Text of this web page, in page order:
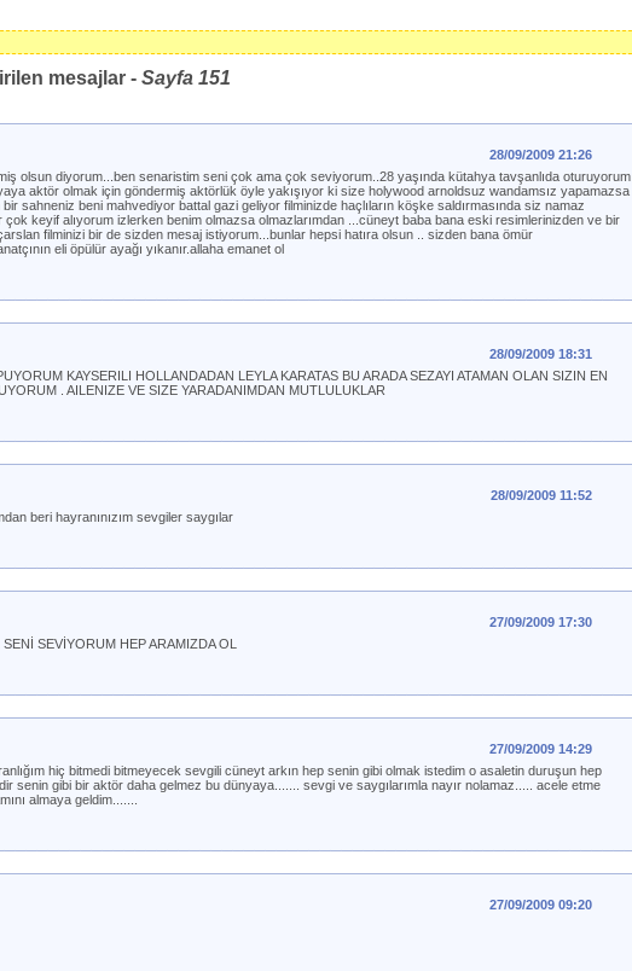
mesajlar - Sayfa 151
28/09/2009 21:26
olsun diyorum...ben senaristim seni çok ama çok seviyorum..28 yaşında kütahya tavşanlıda oturuyorum
aktör olmak için göndermiş aktörlük öyle yakışıyor ki size holywood arnoldsuz wandamsız yapamazsa
sahneniz beni mahvediyor battal gazi geliyor filminizde haçlıların köşke saldırmasında siz namaz
keyif alıyorum izlerken benim olmazsa olmazlarımdan ...cüneyt baba bana eski resimlerinizden ve bir
filminizi bir de sizden mesaj istiyorum...bunlar hepsi hatıra olsun .. sizden bana ömür
eli öpülür ayağı yıkanır.allaha emanet ol
28/09/2009 18:31
KAYSERILI HOLLANDADAN LEYLA KARATAS BU ARADA SEZAYI ATAMAN OLAN SIZIN EN
. AILENIZE VE SIZE YARADANIMDAN MUTLULUKLAR
28/09/2009 11:52
beri hayranınızım sevgiler saygılar
27/09/2009 17:30
SEVİYORUM HEP ARAMIZDA OL
27/09/2009 14:29
hiç bitmedi bitmeyecek sevgili cüneyt arkın hep senin gibi olmak istedim o asaletin duruşun hep
senin gibi bir aktör daha gelmez bu dünyaya....... sevgi ve saygılarımla nayır nolamaz..... acele etme
almaya geldim.......
27/09/2009 09:20